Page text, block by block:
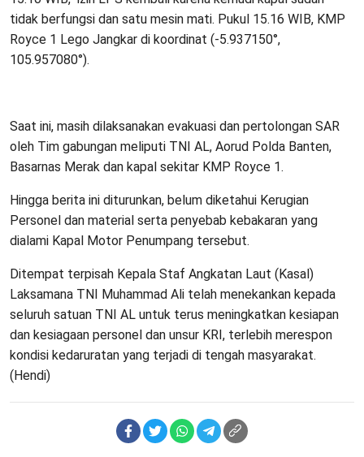
tidak berfungsi dan satu mesin mati. Pukul 15.16 WIB, KMP
Royce 1 Lego Jangkar di koordinat (-5.937150°,
105.957080°).
Saat ini, masih dilaksanakan evakuasi dan pertolongan SAR
oleh Tim gabungan meliputi TNI AL, Aorud Polda Banten,
Basarnas Merak dan kapal sekitar KMP Royce 1.
Hingga berita ini diturunkan, belum diketahui Kerugian
Personel dan material serta penyebab kebakaran yang
dialami Kapal Motor Penumpang tersebut.
Ditempat terpisah Kepala Staf Angkatan Laut (Kasal)
Laksamana TNI Muhammad Ali telah menekankan kepada
seluruh satuan TNI AL untuk terus meningkatkan kesiapan
dan kesiagaan personel dan unsur KRI, terlebih merespon
kondisi kedaruratan yang terjadi di tengah masyarakat.
(Hendi)